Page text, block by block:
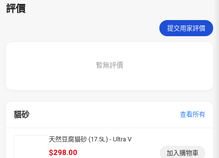
評價
提交用家評價
暫無評價
貓砂 查看所有
天然豆腐貓砂 (17.5L) - Ultra V
$298.00 加入購物車